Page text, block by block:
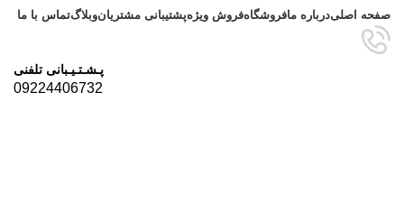
صفحه اصلیدرباره مافروشگاهفروش ویژهپشتیبانی مشتریانوبلاگتماس با ما
پـشـتـیـبانی تلفنی
09224406732